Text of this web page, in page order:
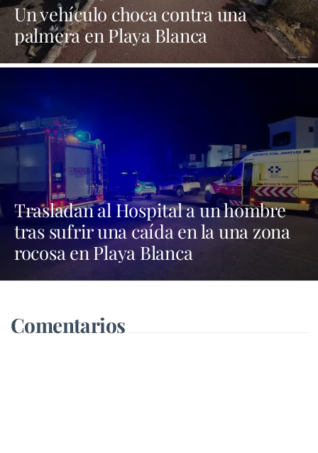
Un vehículo choca contra una
palmera en Playa Blanca
Trasladan al Hospital a un hombre
tras sufrir una caída en la una zona
rocosa en Playa Blanca
Comentarios